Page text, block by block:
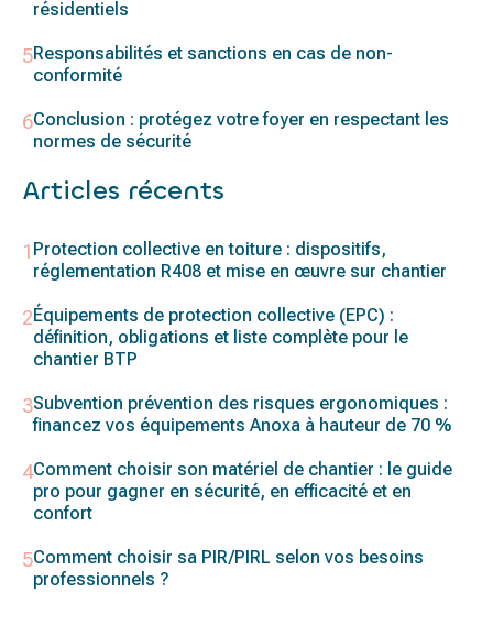
résidentiels
Responsabilités et sanctions en cas de non-
conformité
Conclusion : protégez votre foyer en respectant les
normes de sécurité
Articles récents
Protection collective en toiture : dispositifs,
réglementation R408 et mise en œuvre sur chantier
Équipements de protection collective (EPC) :
définition, obligations et liste complète pour le
chantier BTP
Subvention prévention des risques ergonomiques :
financez vos équipements Anoxa à hauteur de 70 %
Comment choisir son matériel de chantier : le guide
pro pour gagner en sécurité, en efficacité et en
confort
Comment choisir sa PIR/PIRL selon vos besoins
professionnels ?